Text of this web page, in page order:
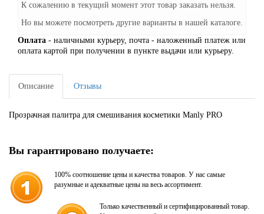
К сожалению в текущий момент этот товар заказать нельзя.
Но вы можете посмотреть другие варианты в нашей каталоге.
Оплата - наличными курьеру, почта - наложенный платеж или
оплата картой при получении в пункте выдачи или курьеру.
Описание Отзывы
Прозрачная палитра для смешивания косметики Manly PRO
Вы гарантировано получаете:
100% соотношение цены и качества товаров. У нас самые
разумные и адекватные цены на весь ассортимент.
Только качественный и сертифицированный товар.